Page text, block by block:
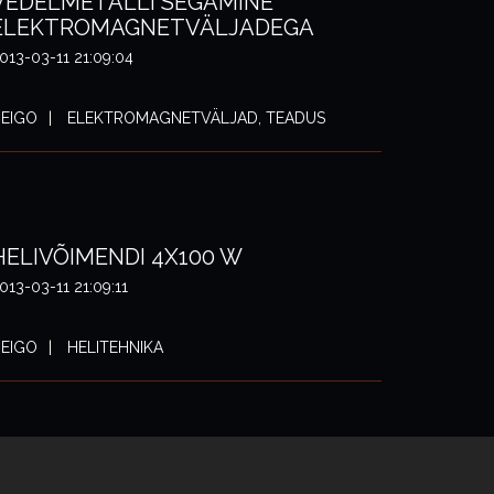
03-11 21:09:04
ELEKTROMAGNETVÄLJAD, TEADUS
4X100 W
03-11 21:09:11
HELITEHNIKA